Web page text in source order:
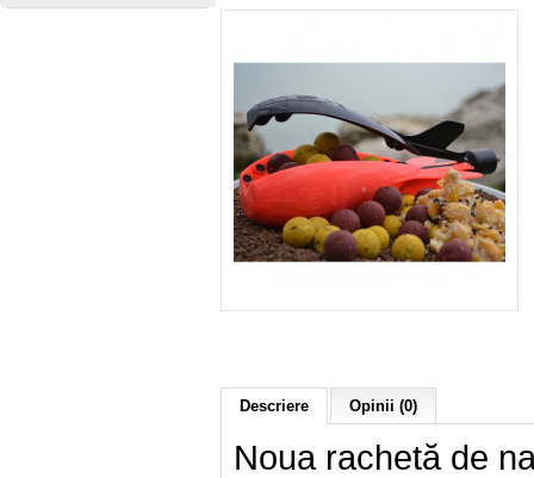
Descriere Opinii (0)
Noua rachetă de